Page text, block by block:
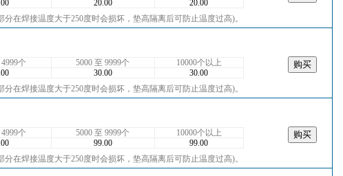
20.00
20.00
在焊接温度大于250度时会损坏，垫高隔离后可防止温度过高)。
个 5000 至 9999个
10000个以上
30.00
30.00
在焊接温度大于250度时会损坏，垫高隔离后可防止温度过高)。
个 5000 至 9999个
10000个以上
99.00
99.00
在焊接温度大于250度时会损坏，垫高隔离后可防止温度过高)。